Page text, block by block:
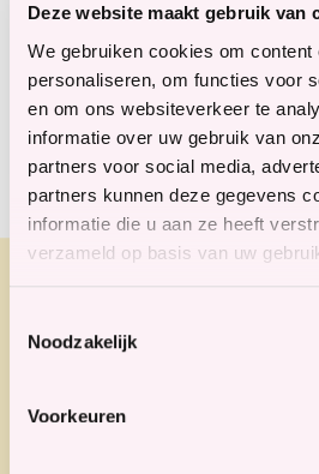
Deze website maakt gebruik van
We gebruiken cookies om content
personaliseren, om functies voor
en om ons websiteverkeer te
informatie over uw gebruik van
partners voor social media,
partners kunnen deze gegevens
informatie die u aan ze heeft
verzameld op basis van uw
Noodzakelijk
Voorkeuren
Fysiotherapie
Logopedie
Maaltijd Thuis
Seniorenfitness
Hoe krijgt u
fysiotherapie?
U kunt in aanmerking komen